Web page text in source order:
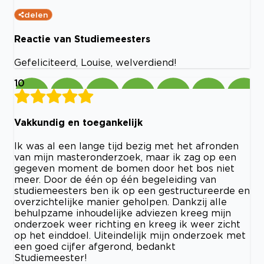
delen
Reactie van Studiemeesters
Gefeliciteerd, Louise, welverdiend!
10
Vakkundig en toegankelijk
Ik was al een lange tijd bezig met het afronden
van mijn masteronderzoek, maar ik zag op een
gegeven moment de bomen door het bos niet
meer. Door de één op één begeleiding van
studiemeesters ben ik op een gestructureerde en
overzichtelijke manier geholpen. Dankzij alle
behulpzame inhoudelijke adviezen kreeg mijn
onderzoek weer richting en kreeg ik weer zicht
op het einddoel. Uiteindelijk mijn onderzoek met
een goed cijfer afgerond, bedankt
Studiemeester!